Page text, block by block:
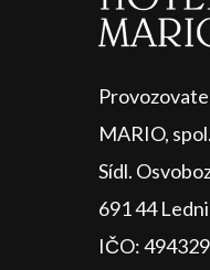
MARIO,
Sídl.
691 44
IČO: